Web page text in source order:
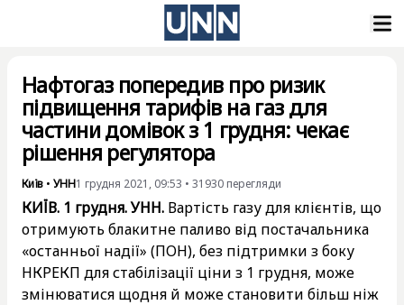
Нафтогаз попередив про ризик
підвищення тарифів на газ для
частини домівок з 1 грудня: чекає
рішення регулятора
Київ • УНН1 грудня 2021, 09:53 • 31930 перегляди
КИЇВ. 1 грудня. УНН. Вартість газу для клієнтів, що
отримують блакитне паливо від постачальника
«останньої надії» (ПОН), без підтримки з боку
НКРЕКП для стабілізації ціни з 1 грудня, може
змінюватися щодня й може становити більш ніж